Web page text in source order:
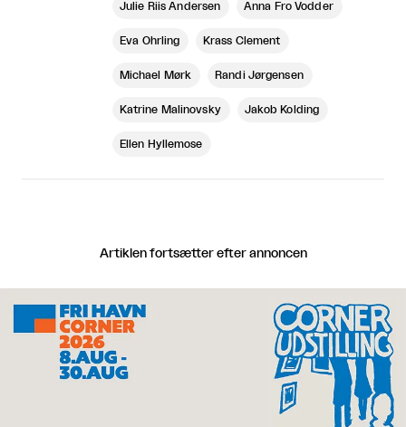
Julie Riis Andersen Anna Fro Vodder
Eva Öhrling Krass Clement
Michael Mørk Randi Jørgensen
Katrine Malinovsky Jakob Kolding
Ellen Hyllemose
Artiklen fortsætter efter annoncen